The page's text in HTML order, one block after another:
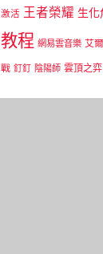
激活 王者榮耀 生化
教程 網易雲音樂 艾
戰 釘釘 陰陽師 雲頂之弈